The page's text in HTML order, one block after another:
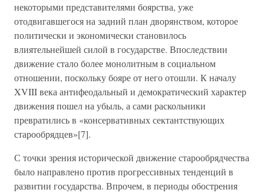
некоторыми представителями боярства, уже
отодвигавшегося на задний план дворянством, которое
политически и экономически становилось
влиятельнейшей силой в государстве. Впоследствии
движение стало более монолитным в социальном
отношении, поскольку бояре от него отошли. К началу
XVIII века антифеодальный и демократический характер
движения пошел на убыль, а сами раскольники
превратились в «консервативных сектантствующих
старообрядцев»[7].
С точки зрения исторической движение старообрядчества
было направлено против прогрессивных тенденций в
развитии государства. Впрочем, в периоды обострения